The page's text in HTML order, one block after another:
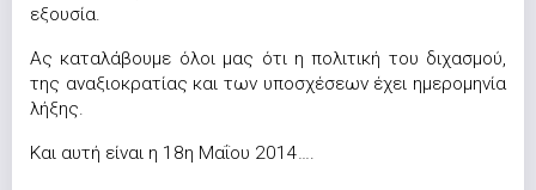
εξουσία.
Ας καταλάβουμε όλοι μας ότι η πολιτική του διχασμού,
της αναξιοκρατίας και των υποσχέσεων έχει ημερομηνία
λήξης.
Και αυτή είναι η 18η Μαΐου 2014….